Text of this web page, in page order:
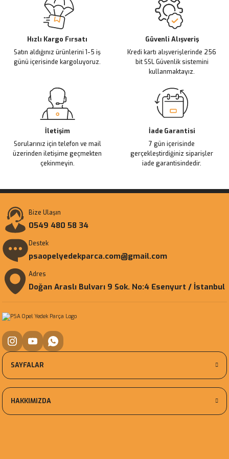
Ürün açıklamasında eksik bilgiler bulunuyor.
Ürün bilgilerinde hatalar bulunuyor.
Ürün fiyatı diğer sitelerden daha pahalı.
Bu ürüne benzer farklı alternatifler olmalı.
Hızlı Kargo Fırsatı
Satın aldığınız ürünlerini 1-5 iş
günü içerisinde kargoluyoruz.
Güvenli Alışveriş
Kredi kartı alışverişlerinde 256
bit SSL Güvenlik sistemini
kullanmaktayız.
İletişim
Sorularınız için telefon ve mail
üzerinden iletişime geçmekten
çekinmeyin.
İade Garantisi
7 gün içerisinde
gerçekleştirdiğiniz siparişler
iade garantisindedir.
Bize Ulaşın
0549 480 58 34
Destek
psaopelyedekparca.com@gmail.com
Adres
Doğan Araslı Bulvarı 9 Sok. No:4 Esenyurt / İstanbul
SAYFALAR
HAKKIMIZDA